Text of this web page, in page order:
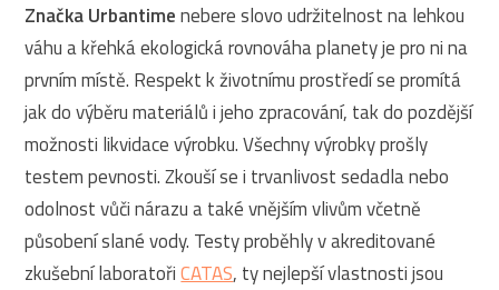
Značka Urbantimenebere slovo udržitelnost na lehkou
váhu a křehká ekologická rovnováha planety je pro ni na
prvním místě. Respekt k životnímu prostředí se promítá
jak do výběru materiálů i jeho zpracování, tak do pozdější
možnosti likvidace výrobku. Všechny výrobky prošly
testem pevnosti. Zkouší se i trvanlivost sedadla nebo
odolnost vůči nárazu a také vnějším vlivům včetně
působení slané vody. Testy proběhly v akreditované
zkušební laboratořiCATAS, ty nejlepší vlastnosti jsou